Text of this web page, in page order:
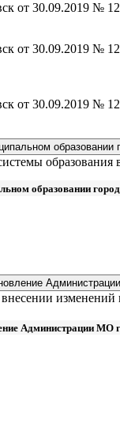
от 30.09.2019 №
от 30.09.2019 №
от 30.09.2019 №
образовании
образовании
Администрации